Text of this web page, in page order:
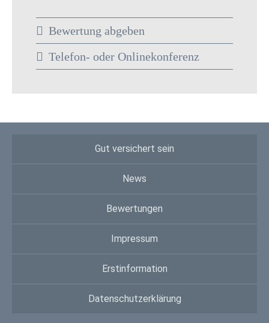
Bewertung abgeben
Telefon- oder Onlinekonferenz
Gut versichert sein
News
Bewertungen
Impressum
Erstinformation
Datenschutzerklärung